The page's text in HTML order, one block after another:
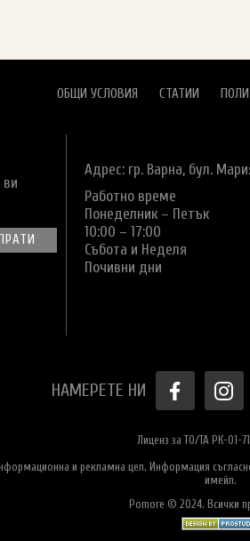
ОБЩИ УСЛОВИЯ СТАТИИ
Адрес: гр. Варна, бул.
Работно време
Понеделник – Петък
10:00 – 17:00
Събота и Неделя
Почивни дни
НАМЕРЕТЕ НИ
Лиценз за ТО/ТА РК-01-
и рекламна цел. Информация
имейл.
Pomore © 2024. Всички